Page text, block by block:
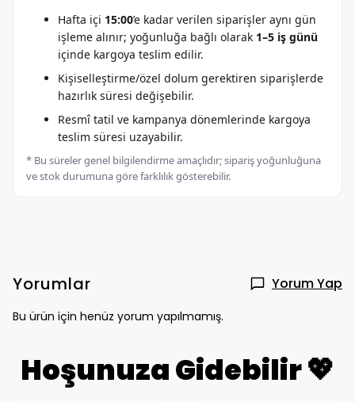
Hafta içi 15:00’e kadar verilen siparişler aynı gün
işleme alınır; yoğunluğa bağlı olarak 1–5 iş günü
içinde kargoya teslim edilir.
Kişiselleştirme/özel dolum gerektiren siparişlerde
hazırlık süresi değişebilir.
Resmî tatil ve kampanya dönemlerinde kargoya
teslim süresi uzayabilir.
* Bu süreler genel bilgilendirme amaçlıdır; sipariş yoğunluğuna
ve stok durumuna göre farklılık gösterebilir.
Yorumlar Yorum Yap
Bu ürün için henüz yorum yapılmamış.
Hoşunuza Gidebilir 💖